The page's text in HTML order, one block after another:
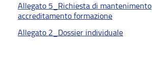
Allegato 5_Richiesta di mantenimento
accreditamento formazione
Allegato 2_Dossier individuale